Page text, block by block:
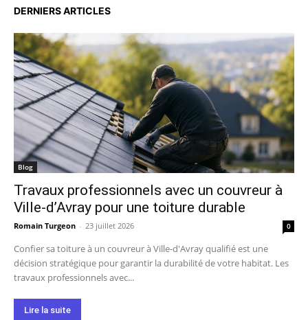
DERNIERS ARTICLES
Blog
Travaux professionnels avec un couvreur à
Ville-d’Avray pour une toiture durable
Romain Turgeon - 23 juillet 2026 0
Confier sa toiture à un couvreur à Ville-d'Avray qualifié est une
décision stratégique pour garantir la durabilité de votre habitat. Les
travaux professionnels avec...
Lire la suite